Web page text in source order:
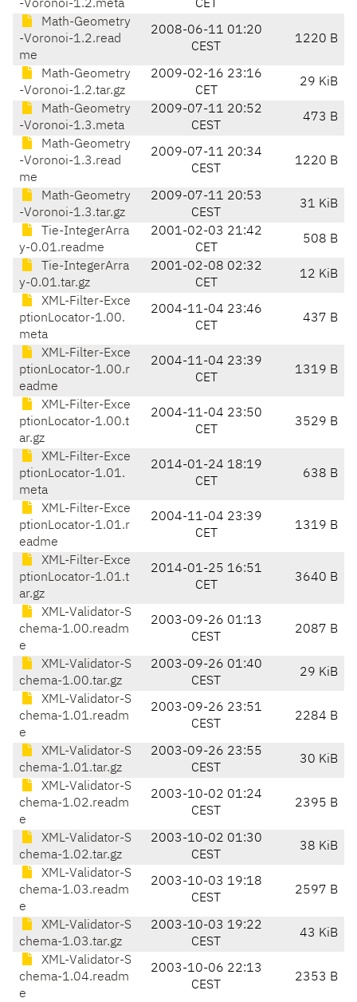
-Voronoi-1.2.meta CET
Math-Geometry
-Voronoi-1.2.read
me
2008-06-11 01:20
CEST
1220 B
Math-Geometry
-Voronoi-1.2.tar.gz
2009-02-16 23:16
CET
29 KiB
Math-Geometry
-Voronoi-1.3.meta
2009-07-11 20:52
CEST
473 B
Math-Geometry
-Voronoi-1.3.read
me
2009-07-11 20:34
CEST
1220 B
Math-Geometry
-Voronoi-1.3.tar.gz
2009-07-11 20:53
CEST
31 KiB
Tie-IntegerArra
y-0.01.readme
2001-02-03 21:42
CET
508 B
Tie-IntegerArra
y-0.01.tar.gz
2001-02-08 02:32
CET
12 KiB
XML-Filter-Exce
ptionLocator-1.00.
meta
2004-11-04 23:46
CET
437 B
XML-Filter-Exce
ptionLocator-1.00.r
eadme
2004-11-04 23:39
CET
1319 B
XML-Filter-Exce
ptionLocator-1.00.t
ar.gz
2004-11-04 23:50
CET
3529 B
XML-Filter-Exce
ptionLocator-1.01.
meta
2014-01-24 18:19
CET
638 B
XML-Filter-Exce
ptionLocator-1.01.r
eadme
2004-11-04 23:39
CET
1319 B
XML-Filter-Exce
ptionLocator-1.01.t
ar.gz
2014-01-25 16:51
CET
3640 B
XML-Validator-S
chema-1.00.readm
e
2003-09-26 01:13
CEST
2087 B
XML-Validator-S
chema-1.00.tar.gz
2003-09-26 01:40
CEST
29 KiB
XML-Validator-S
chema-1.01.readm
e
2003-09-26 23:51
CEST
2284 B
XML-Validator-S
chema-1.01.tar.gz
2003-09-26 23:55
CEST
30 KiB
XML-Validator-S
chema-1.02.readm
e
2003-10-02 01:24
CEST
2395 B
XML-Validator-S
chema-1.02.tar.gz
2003-10-02 01:30
CEST
38 KiB
XML-Validator-S
chema-1.03.readm
e
2003-10-03 19:18
CEST
2597 B
XML-Validator-S
chema-1.03.tar.gz
2003-10-03 19:22
CEST
43 KiB
XML-Validator-S
chema-1.04.readm
e
2003-10-06 22:13
CEST
2353 B